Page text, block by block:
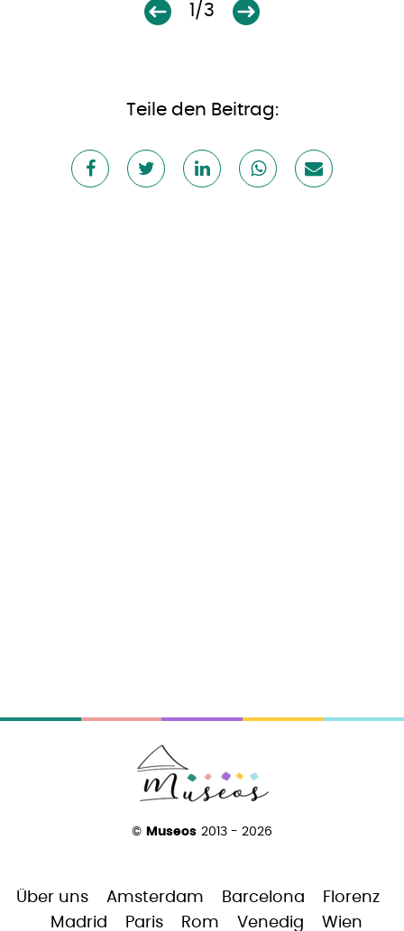
1/3
Teile den Beitrag:
© Museos 2013 - 2026
Über uns Amsterdam Barcelona
Florenz
Madrid
Paris Rom Venedig Wien